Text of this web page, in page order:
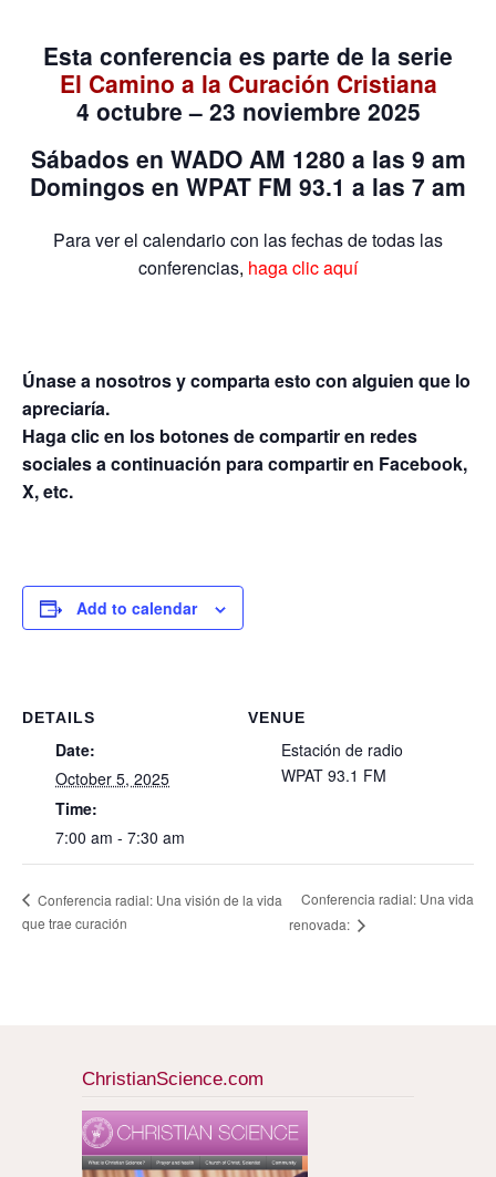
Esta conferencia es parte de la serie
El Camino a la Curación Cristiana
4 octubre – 23 noviembre 2025
Sábados en WADO AM 1280 a las 9 am
Domingos en WPAT FM 93.1 a las 7 am
Para ver el calendario con las fechas de todas las
conferencias, haga clic aquí
Únase a nosotros y comparta esto con alguien que lo
apreciaría.
Haga clic en los botones de compartir en redes
sociales a continuación para compartir en Facebook,
X, etc.
Add to calendar
DETAILS
Date:
October 5, 2025
Time:
7:00 am - 7:30 am
VENUE
Estación de radio
WPAT 93.1 FM
Conferencia radial: Una visión de la vida
que trae curación
Conferencia radial: Una vida
renovada:
ChristianScience.com